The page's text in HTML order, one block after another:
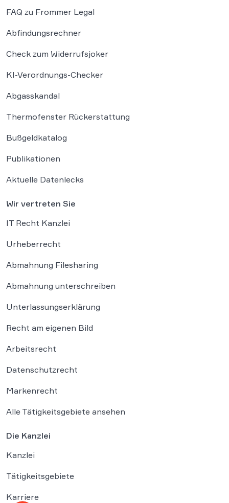
FAQ zu Frommer Legal
Abfindungsrechner
Check zum Widerrufsjoker
KI-Verordnungs-Checker
Abgasskandal
Thermofenster Rückerstattung
Bußgeldkatalog
Publikationen
Aktuelle Datenlecks
Wir vertreten Sie
IT Recht Kanzlei
Urheberrecht
Abmahnung Filesharing
Abmahnung unterschreiben
Unterlassungserklärung
Recht am eigenen Bild
Arbeitsrecht
Datenschutzrecht
Markenrecht
Alle Tätigkeitsgebiete ansehen
Die Kanzlei
Kanzlei
Tätigkeitsgebiete
Karriere